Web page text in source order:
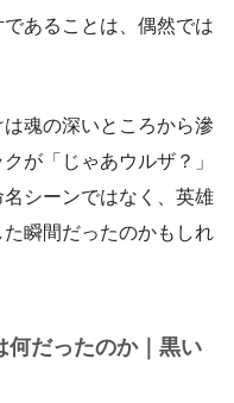
あることは、偶然では
魂の深いところから滲
が「じゃあウルザ？」
シーンではなく、英雄
瞬間だったのかもしれ
何だったのか｜黒い